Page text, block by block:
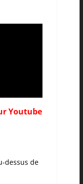
Youtube
dessus de